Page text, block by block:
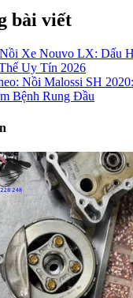
bài viết
Nồi Xe Nouvo LX: Dấu
Uy Tín 2026
Nồi Malossi SH
Bệnh Rung Đầu